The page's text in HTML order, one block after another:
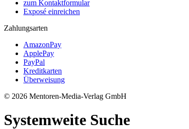
zum Kontaktformular
Exposé einreichen
Zahlungsarten
AmazonPay
ApplePay
PayPal
Kreditkarten
Überweisung
© 2026 Mentoren-Media-Verlag GmbH
Systemweite Suche